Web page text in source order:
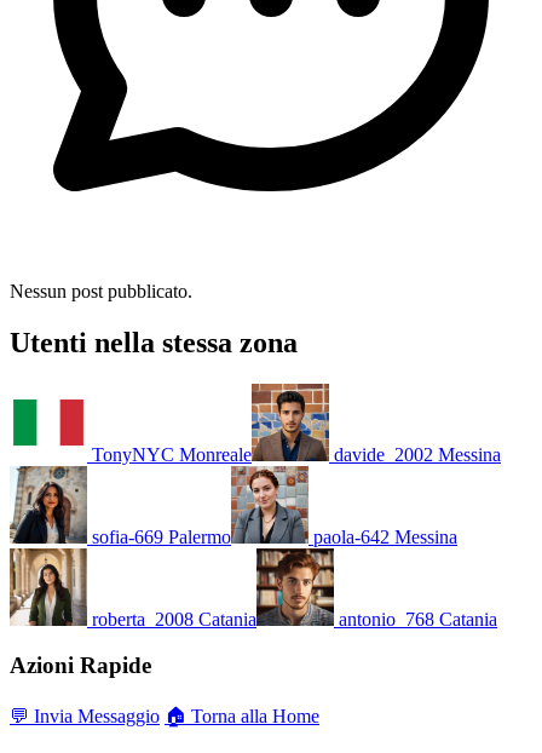
Nessun post pubblicato.
Utenti nella stessa zona
TonyNYC Monreale davide_2002 Messina
sofia-669 Palermo paola-642 Messina
roberta_2008 Catania antonio_768 Catania
Azioni Rapide
💬 Invia Messaggio 🏠 Torna alla Home